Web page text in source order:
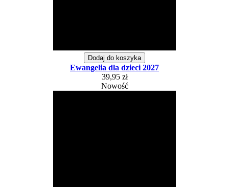
Dodaj do koszyka
Ewangelia dla dzieci 2027
39,95 zł
Nowość